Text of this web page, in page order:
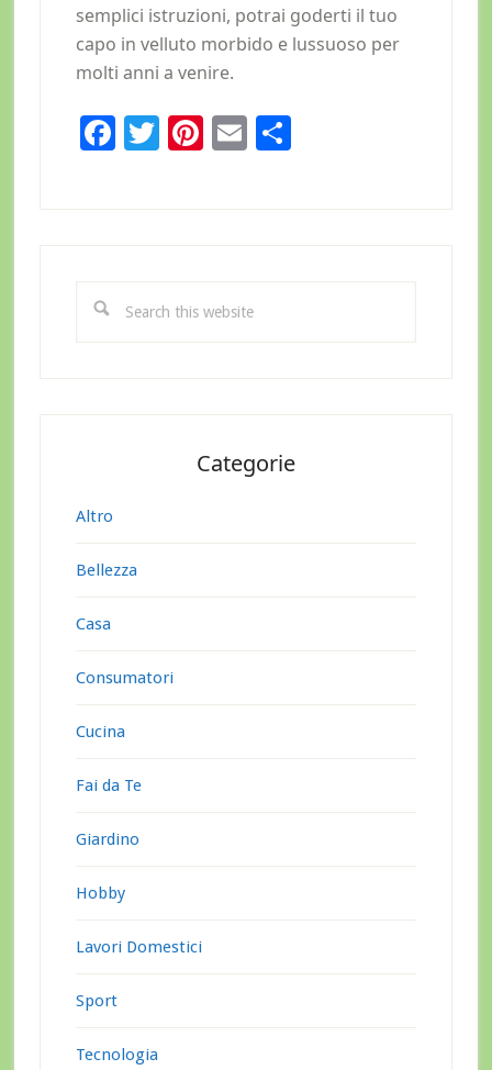
semplici istruzioni, potrai goderti il tuo
capo in velluto morbido e lussuoso per
molti anni a venire.
Facebook
Twitter
Pinterest
EmailCondividi
this
Categorie
Altro
Bellezza
Casa
Consumatori
Cucina
Fai da Te
Giardino
Hobby
Lavori Domestici
Sport
Tecnologia